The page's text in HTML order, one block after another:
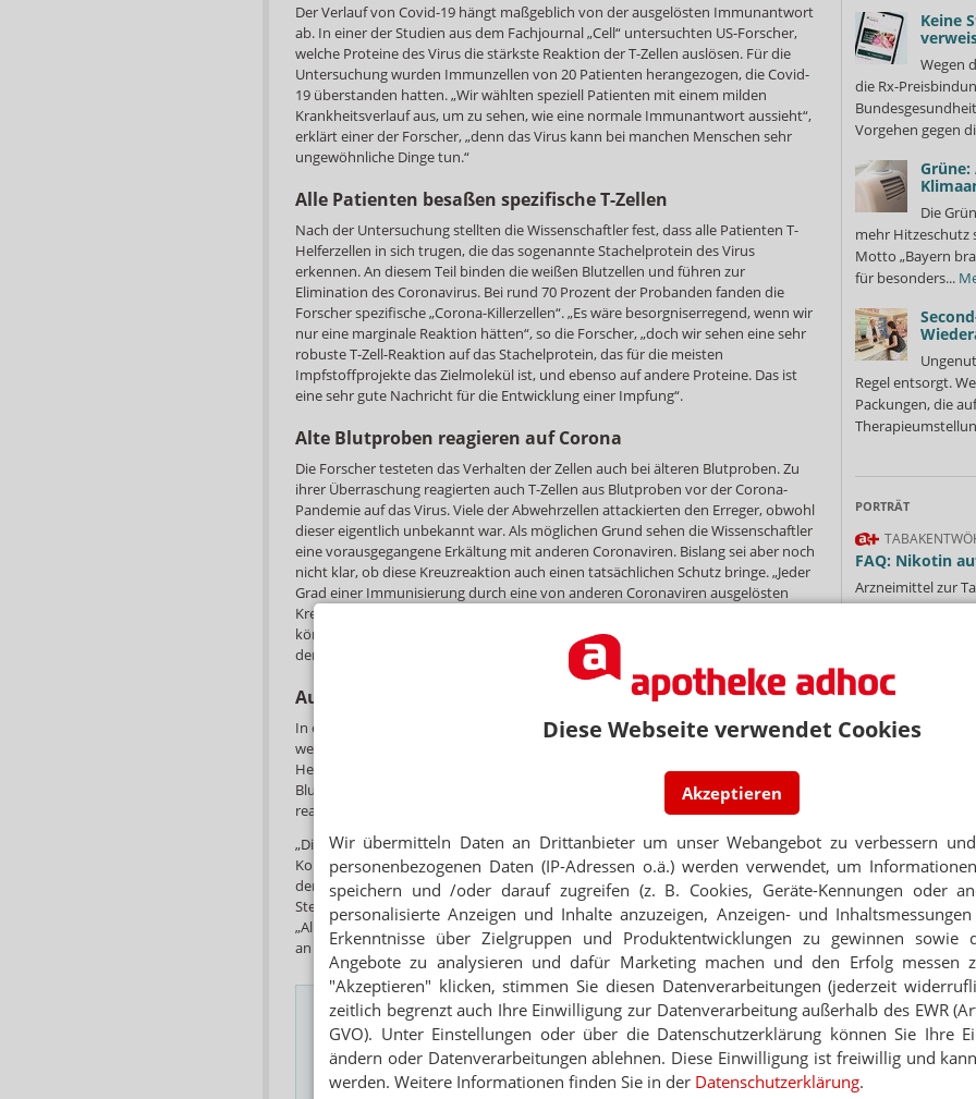
Diese Webseite verwendet Cookies
Akzeptieren
Wir übermitteln Daten an Drittanbieter um unser Webangebot zu verbessern
personenbezogenen Daten (IP-Adressen o.ä.) werden verwendet, um
speichern und /oder darauf zugreifen (z. B. Cookies, Geräte-Kennungen oder
personalisierte Anzeigen und Inhalte anzuzeigen, Anzeigen- und
Erkenntnisse über Zielgruppen und Produktentwicklungen zu gewinnen sowie
Angebote zu analysieren und dafür Marketing machen und den Erfolg messen
"Akzeptieren" klicken, stimmen Sie diesen Datenverarbeitungen (jederzeit
zeitlich begrenzt auch Ihre Einwilligung zur Datenverarbeitung außerhalb des EWR
GVO). Unter Einstellungen oder über die Datenschutzerklärung können Sie Ihre
ändern oder Datenverarbeitungen ablehnen. Diese Einwilligung ist freiwillig und
werden. Weitere Informationen finden Sie in der Datenschutzerklärung.
Der Verlauf von Covid-19 hängt maßgeblich von der ausgelösten Immunantwort
ab. In einer der Studien aus dem Fachjournal „Cell“ untersuchten US-Forscher,
welche Proteine des Virus die stärkste Reaktion der T-Zellen auslösen. Für die
Untersuchung wurden Immunzellen von 20 Patienten herangezogen, die Covid-
19 überstanden hatten. „Wir wählten speziell Patienten mit einem milden
Krankheitsverlauf aus, um zu sehen, wie eine normale Immunantwort aussieht“,
erklärt einer der Forscher, „denn das Virus kann bei manchen Menschen sehr
ungewöhnliche Dinge tun.“
Alle Patienten besaßen spezifische T-Zellen
Nach der Untersuchung stellten die Wissenschaftler fest, dass alle Patienten T-
Helferzellen in sich trugen, die das sogenannte Stachelprotein des Virus
erkennen. An diesem Teil binden die weißen Blutzellen und führen zur
Elimination des Coronavirus. Bei rund 70 Prozent der Probanden fanden die
Forscher spezifische „Corona-Killerzellen“. „Es wäre besorgniserregend, wenn wir
nur eine marginale Reaktion hätten“, so die Forscher, „doch wir sehen eine sehr
robuste T-Zell-Reaktion auf das Stachelprotein, das für die meisten
Impfstoffprojekte das Zielmolekül ist, und ebenso auf andere Proteine. Das ist
eine sehr gute Nachricht für die Entwicklung einer Impfung“.
Alte Blutproben reagieren auf Corona
Die Forscher testeten das Verhalten der Zellen auch bei älteren Blutproben. Zu
ihrer Überraschung reagierten auch T-Zellen aus Blutproben vor der Corona-
Pandemie auf das Virus. Viele der Abwehrzellen attackierten den Erreger, obwohl
dieser eigentlich unbekannt war. Als möglichen Grund sehen die Wissenschaftler
eine vorausgegangene Erkältung mit anderen Coronaviren. Bislang sei aber noch
nicht klar, ob diese Kreuzreaktion auch einen tatsächlichen Schutz bringe. „Jeder
Grad einer Immunisierung durch eine von anderen Coronaviren ausgelösten
Kreuzreaktion kann den globalen Seuchenzug substanziell verändern. Das
können die Epidemiologen nun bei ihren Prognosen für den weiteren Verlauf
der Pandemie berücksichtigen,“ heißt es seitens der Studienautoren.
Auch Berliner Studie stellt T-Zell-Aktivität fest
In einer Studie der Berliner Charité konnten ähnliche Erkenntnisse gewonnen
werden: Bei 15 von 18 hospitalisierten Covid-19-Patienten fanden sie T-
Helferzellen, die auf das Stachelprotein reagierten. Die Forscher analysierten
Blutproben von 68 nicht infizierten Probanden. Bei einem Drittel der Proben
reagierten die enthaltenen T-Zellen auf Sars-CoV-2.>/p>
„Diese Ergebnisse deuten darauf hin, dass ein großer Teil der Bevölkerung durch
Kontakt mit Erkältungsviren eine geringe Immunität besitzt und deshalb mit
dem Covid-19-Erreger zurecht kommt“, so die Vermutung des Immunologe
Steven Varga von der University of Iowa, der nicht an den Studien beteiligt war.
„Allerdings zeigt keine der Studien, dass Patienten mit einer Kreuzreaktion nicht
an Covid-19 erkranken.“
NEWSLETTER
Das Wichtigste des Tages direkt in Ihr Postfach. Kostenlos!
E-MAIL ADRESSE
Keine
Wegen
die Rx-
Vorgehen gegen
Die
mehr Hitzeschutz
Motto „Bayern
für besonders...
Regel entsorgt.
Packungen, die
PORTRÄT
FAQ: Nikotin
Arzneimittel zur
werden von den
Mehr»
E-MAIL ADRESSE